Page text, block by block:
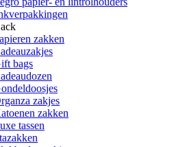
zakken
bags
zakjes
zakken
tassen